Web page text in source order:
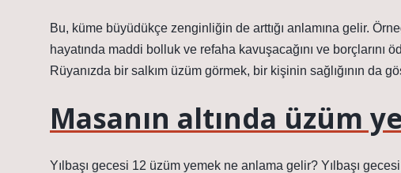
Bu, küme büyüdükçe zenginliğin de arttığı anlamına gelir.
hayatında maddi bolluk ve refaha kavuşacağını ve borçlarını
Rüyanızda bir salkım üzüm görmek, bir kişinin sağlığının da
Masanın altında üzüm
Yılbaşı gecesi 12 üzüm yemek ne anlama gelir? Yılbaşı